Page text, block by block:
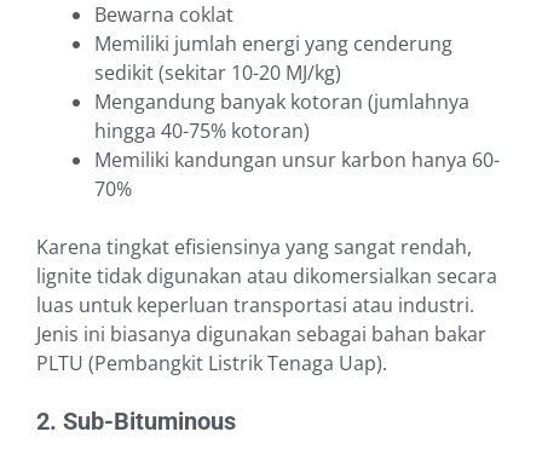
Bewarna coklat
Memiliki jumlah energi yang cenderung
sedikit (sekitar 10-20 MJ/kg)
Mengandung banyak kotoran (jumlahnya
hingga 40-75% kotoran)
Memiliki kandungan unsur karbon hanya 60-
70%
Karena tingkat efisiensinya yang sangat rendah,
lignite tidak digunakan atau dikomersialkan secara
luas untuk keperluan transportasi atau industri.
Jenis ini biasanya digunakan sebagai bahan bakar
PLTU (Pembangkit Listrik Tenaga Uap).
2. Sub-Bituminous